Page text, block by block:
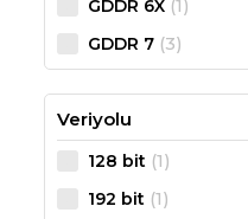
GDDR 6X (1)
GDDR 7 (3)
Veriyolu
128 bit (1)
192 bit (1)